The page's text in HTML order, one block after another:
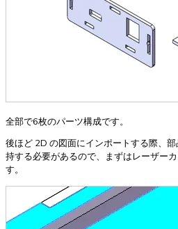
全部で6枚のパーツ構成です。
後ほど 2D の図面にインポートする際、
持する必要があるので、まずはレーザー
す。